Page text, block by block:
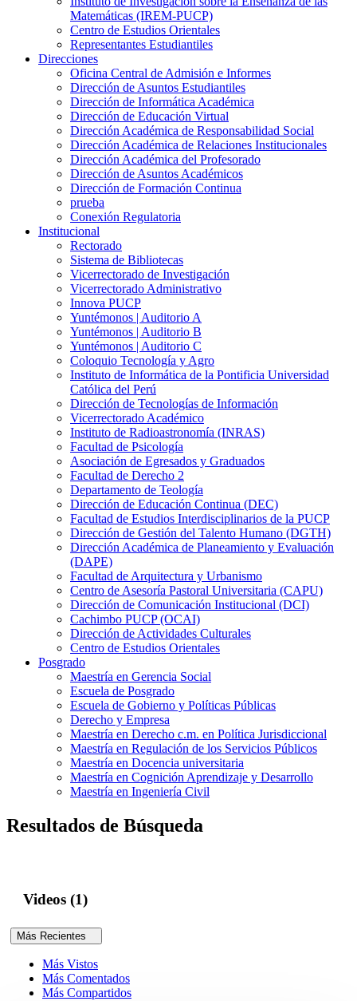
Matemáticas (IREM-PUCP)
Centro de Estudios Orientales
Representantes Estudiantiles
Direcciones
Oficina Central de Admisión e Informes
Dirección de Asuntos Estudiantiles
Dirección de Informática Académica
Dirección de Educación Virtual
Dirección Académica de Responsabilidad Social
Dirección Académica de Relaciones Institucionales
Dirección Académica del Profesorado
Dirección de Asuntos Académicos
Dirección de Formación Continua
prueba
Conexión Regulatoria
Institucional
Rectorado
Sistema de Bibliotecas
Vicerrectorado de Investigación
Vicerrectorado Administrativo
Innova PUCP
Yuntémonos | Auditorio A
Yuntémonos | Auditorio B
Yuntémonos | Auditorio C
Coloquio Tecnología y Agro
Instituto de Informática de la Pontificia Universidad
Católica del Perú
Dirección de Tecnologías de Información
Vicerrectorado Académico
Instituto de Radioastronomía (INRAS)
Facultad de Psicología
Asociación de Egresados y Graduados
Facultad de Derecho 2
Departamento de Teología
Dirección de Educación Continua (DEC)
Facultad de Estudios Interdisciplinarios de la PUCP
Dirección de Gestión del Talento Humano (DGTH)
Dirección Académica de Planeamiento y Evaluación
(DAPE)
Facultad de Arquitectura y Urbanismo
Centro de Asesoría Pastoral Universitaria (CAPU)
Dirección de Comunicación Institucional (DCI)
Cachimbo PUCP (OCAI)
Dirección de Actividades Culturales
Centro de Estudios Orientales
Posgrado
Maestría en Gerencia Social
Escuela de Posgrado
Escuela de Gobierno y Políticas Públicas
Derecho y Empresa
Maestría en Derecho c.m. en Política Jurisdiccional
Maestría en Regulación de los Servicios Públicos
Maestría en Docencia universitaria
Maestría en Cognición Aprendizaje y Desarrollo
Maestría en Ingeniería Civil
Resultados de Búsqueda
Videos (1)
Más Recientes
Más Vistos
Más Comentados
Más Compartidos